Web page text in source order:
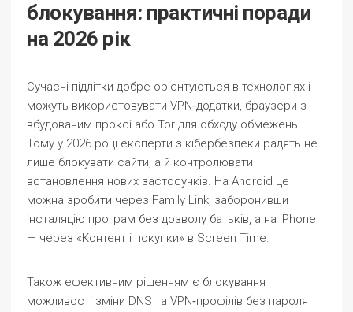
блокування: практичні поради
на 2026 рік
Сучасні підлітки добре орієнтуються в технологіях і
можуть використовувати VPN‑додатки, браузери з
вбудованим проксі або Tor для обходу обмежень.
Тому у 2026 році експерти з кібербезпеки радять не
лише блокувати сайти, а й контролювати
встановлення нових застосунків. На Android це
можна зробити через Family Link, заборонивши
інсталяцію програм без дозволу батьків, а на iPhone
— через «Контент і покупки» в Screen Time.
Також ефективним рішенням є блокування
можливості зміни DNS та VPN‑профілів без пароля